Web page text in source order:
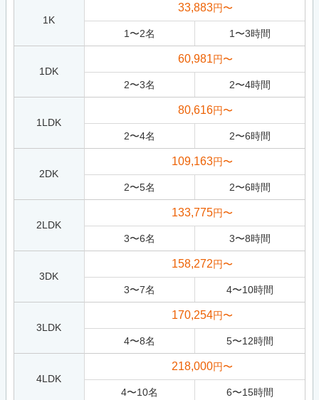
1K
33,883円〜
1 〜2名 1 〜3時間
1DK
60,981円〜
2〜3名 2〜4時間
1LDK
80,616円〜
2〜4名 2〜6時間
2DK
109,163円〜
2〜5名 2〜6時間
2LDK
133,775円〜
3〜6名 3〜8時間
3DK
158,272円〜
3〜7名 4〜10時間
3LDK
170,254円〜
4〜8名 5〜12時間
4LDK
218,000円〜
4〜10名 6〜15時間